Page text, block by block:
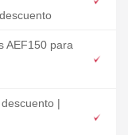
AEF150 para
|